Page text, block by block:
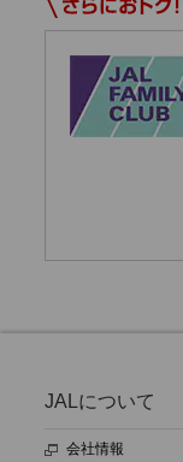
JALについて
会社情報